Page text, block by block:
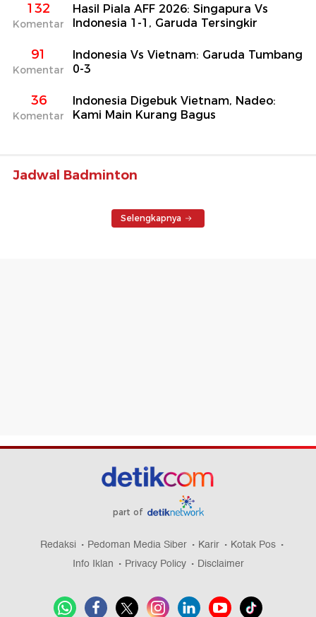
132
Komentar
Hasil Piala AFF 2026: Singapura Vs
Indonesia 1-1, Garuda Tersingkir
91
Komentar
Indonesia Vs Vietnam: Garuda Tumbang
0-3
36
Komentar
Indonesia Digebuk Vietnam, Nadeo:
Kami Main Kurang Bagus
Jadwal Badminton
Selengkapnya
part of
Redaksi Pedoman Media Siber Karir
Kotak Pos
Info Iklan
Privacy Policy Disclaimer